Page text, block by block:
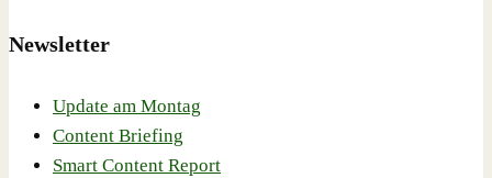
Newsletter
Update am Montag
Content Briefing
Smart Content Report